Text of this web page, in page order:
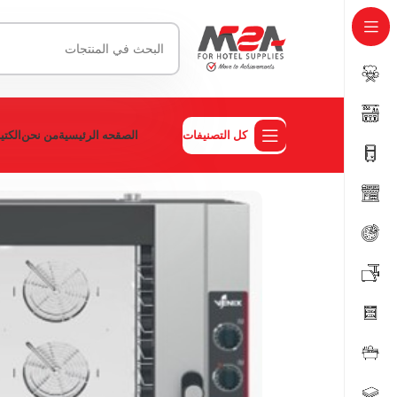
كل التصنيفات الصقحه الرئيسيةمن نحن